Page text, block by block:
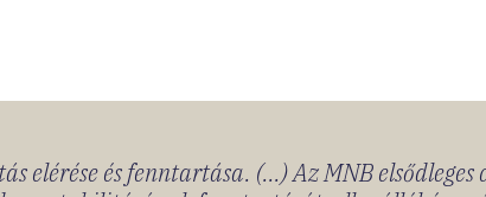
elérése és fenntartása. (...) Az MNB